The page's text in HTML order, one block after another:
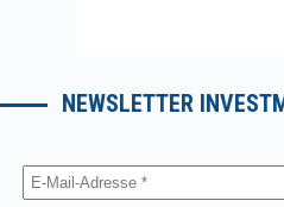
NEWSLETTER